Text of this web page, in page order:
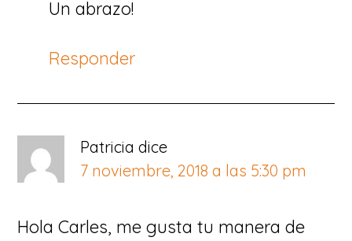
Un abrazo!
Responder
Patricia dice
7 noviembre, 2018 a las 5:30 pm
Hola Carles, me gusta tu manera de